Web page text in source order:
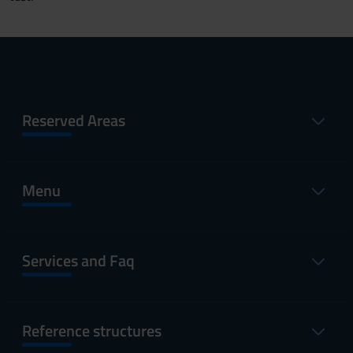
Reserved Areas
Menu
Services and Faq
Reference structures